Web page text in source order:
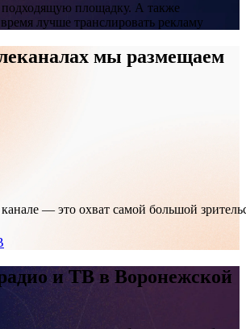
площадку. А также
лучше транслировать рекламу
мы размещаем
— это охват самой большой
и ТВ в Воронежской